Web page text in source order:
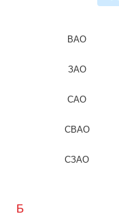
ВАО
ЗАО
САО
СВАО
СЗАО
Б